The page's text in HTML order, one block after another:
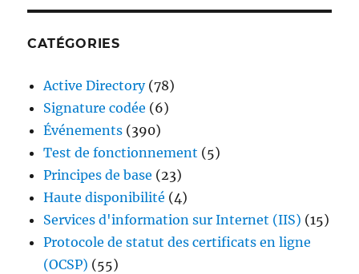
CATÉGORIES
Active Directory(78)
Signature codée (6)
Événements (390)
Test de fonctionnement (5)
Principes de base (23)
Haute disponibilité (4)
Services d'information sur Internet (IIS) (15)
Protocole de statut des certificats en ligne
(OCSP) (55)